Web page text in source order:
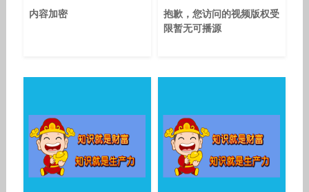
内容加密
抱歉，您访问的视频版权受
限暂无可播源